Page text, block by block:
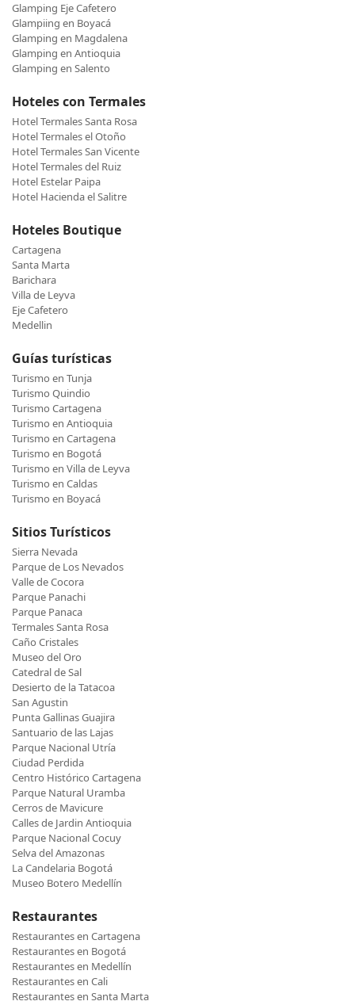
Glamping Eje Cafetero
Glampiing en Boyacá
Glamping en Magdalena
Glamping en Antioquia
Glamping en Salento
Hoteles con Termales
Hotel Termales Santa Rosa
Hotel Termales el Otoño
Hotel Termales San Vicente
Hotel Termales del Ruiz
Hotel Estelar Paipa
Hotel Hacienda el Salitre
Hoteles Boutique
Cartagena
Santa Marta
Barichara
Villa de Leyva
Eje Cafetero
Medellin
Guías turísticas
Turismo en Tunja
Turismo Quindio
Turismo Cartagena
Turismo en Antioquia
Turismo en Cartagena
Turismo en Bogotá
Turismo en Villa de Leyva
Turismo en Caldas
Turismo en Boyacá
Sitios Turísticos
Sierra Nevada
Parque de Los Nevados
Valle de Cocora
Parque Panachi
Parque Panaca
Termales Santa Rosa
Caño Cristales
Museo del Oro
Catedral de Sal
Desierto de la Tatacoa
San Agustin
Punta Gallinas Guajira
Santuario de las Lajas
Parque Nacional Utría
Ciudad Perdida
Centro Histórico Cartagena
Parque Natural Uramba
Cerros de Mavicure
Calles de Jardin Antioquia
Parque Nacional Cocuy
Selva del Amazonas
La Candelaria Bogotá
Museo Botero Medellín
Restaurantes
Restaurantes en Cartagena
Restaurantes en Bogotá
Restaurantes en Medellín
Restaurantes en Cali
Restaurantes en Santa Marta